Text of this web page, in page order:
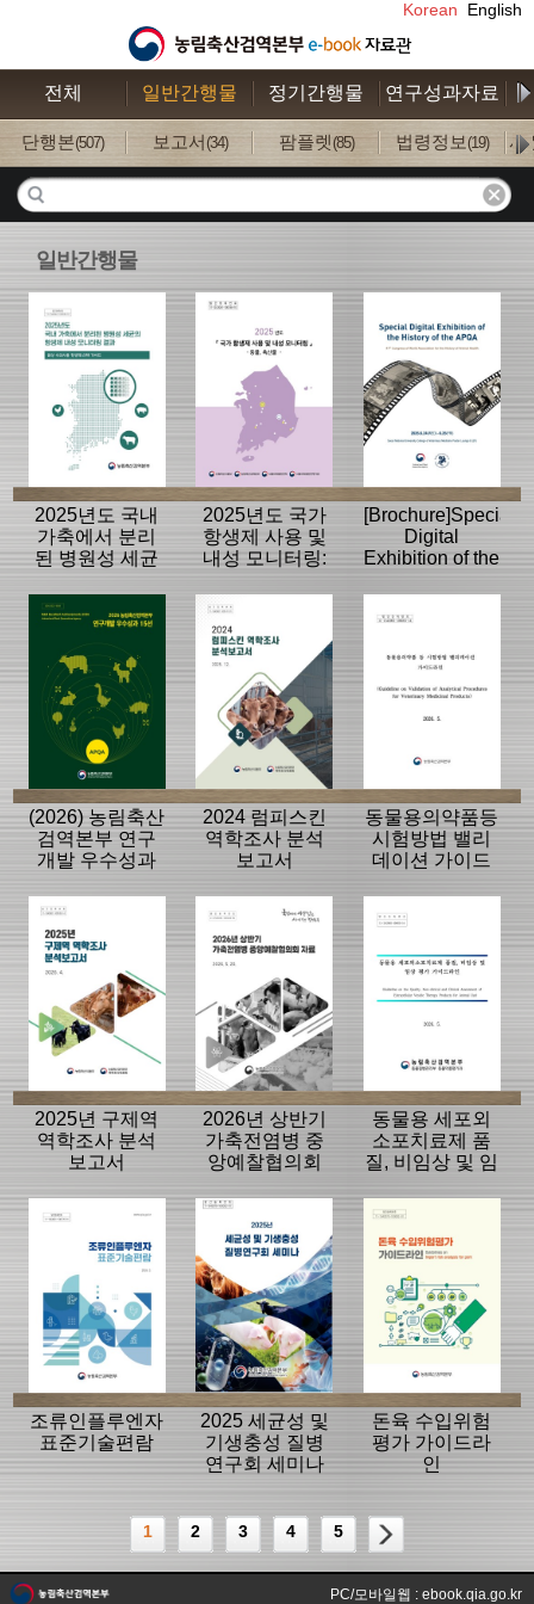
Korean English
전체 일반간행물 정기간행물 연구성과자료
단행본(507) 보고서 (34) 팜플렛 (85) 법령정보(19) 사
일반간행물
2025년도 국내
가축에서 분리
된 병원성 세균
모니터링 결과
2025년도 국가
항생제 사용 및
내성 모니터링:
[Brochure]Special
Digital
Exhibition of the
APQA
(2026) 농림축산
검역본부 연구
개발 우수성과
2024 럼피스킨
역학조사 분석
보고서
동물용의약품등
시험방법 밸리
데이션 가이드
2025년 구제역
역학조사 분석
보고서
2026년 상반기
가축전염병 중
앙예찰협의회
동물용 세포외
소포치료제 품
질, 비임상 및 임
라인
조류인플루엔자
표준기술편람
2025 세균성 및
기생충성 질병
연구회 세미나
돈육 수입위험
평가 가이드라
인
1 2 3 4 5
PC/모바일웹 : ebook.qia.go.kr